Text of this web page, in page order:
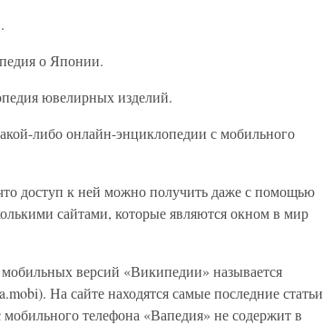
о Японии.
ювелирных изделий.
либо онлайн-энциклопедии с мобильного
доступ к ней можно получить даже с помощью
сайтами, которые являются окном в мир
версий «Википедии» называется
На сайте находятся самые последние статьи
телефона «Вапедия» не содержит в